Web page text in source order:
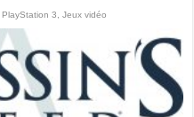
PlayStation 3 ,Jeux vidéo